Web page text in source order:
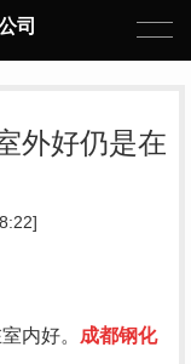
司
外好仍是在
内好。 成都钢化